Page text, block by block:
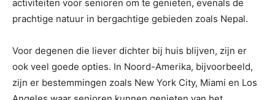
activiteiten voor senioren om te genieten, evenals de
prachtige natuur in bergachtige gebieden zoals Nepal.
Voor degenen die liever dichter bij huis blijven, zijn er
ook veel goede opties. In Noord-Amerika, bijvoorbeeld,
zijn er bestemmingen zoals New York City, Miami en Los